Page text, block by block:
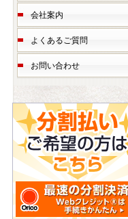
会社案内
よくあるご質問
お問い合わせ